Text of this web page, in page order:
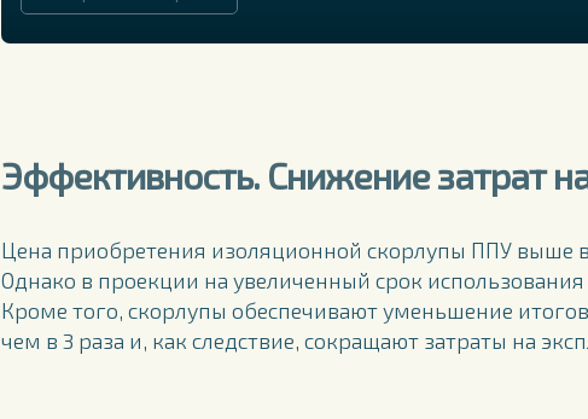
Эффективность. Снижение затрат
Цена приобретения изоляционной скорлупы ППУ выше
Однако в проекции на увеличенный срок
Кроме того, скорлупы обеспечивают уменьшение
чем в 3 раза и, как следствие, сокращают затраты на